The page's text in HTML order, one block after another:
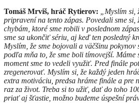
Tomáš Mrviš, hráč Rytierov:
„Myslím si,
pripravení na tento zápas. Povedali sme si,
chybám, ktoré sme robili v poslednom
sme sa ukončiť sériu, aj keď ten posledný
Myslím, že sme bojovali a väčšinu
podľa mňa to, že sme boli tímovejší. Máme
moment sme to vedeli využiť. Pred finále
zregenerovať. Myslím si, že každý jeden
extra motiváciu, predsa hráme finále a pre
raz za život. Treba si to užiť, dať do toho
priať aj šťastie, možno budeme úspešní